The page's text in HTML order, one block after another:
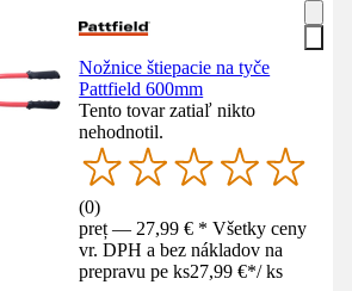
Nožnice štiepacie na tyče
Pattfield 600mm
Tento tovar zatiaľ nikto
nehodnotil.
(0)
preț — 27,99 € * Všetky ceny
vr. DPH a bez nákladov na
prepravu pe ks27,99 €*/ ks